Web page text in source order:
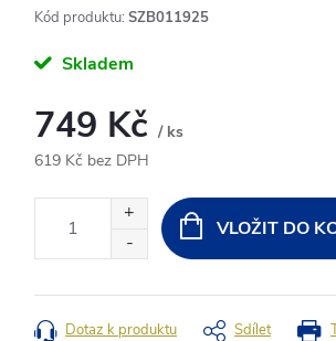
Kód produktu: SZB011925
Skladem
749 Kč / ks
619 Kč bez DPH
VLOŽIT DO
Dotaz k produktu Sdílet